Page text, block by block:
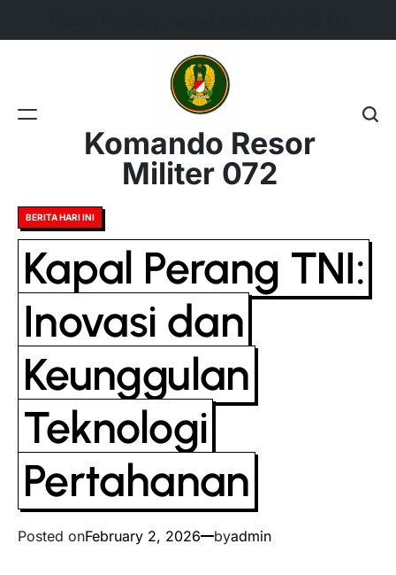
Komando Resor
Militer 072
Posted
in
BERITA HARI INI
Kapal Perang TNI:
Inovasi dan
Keunggulan
Teknologi
Pertahanan
Posted onFebruary 2, 2026 byadmin